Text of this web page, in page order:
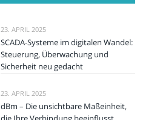
23. APRIL 2025
SCADA-Systeme im digitalen Wandel:
Steuerung, Überwachung und
Sicherheit neu gedacht
23. APRIL 2025
dBm – Die unsichtbare Maßeinheit,